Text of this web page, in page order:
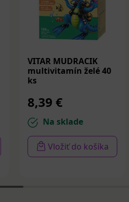
VITAR MUDRACIK
multivitamín želé 40
ks
8,39 €
Na sklade
Vložiť do košíka